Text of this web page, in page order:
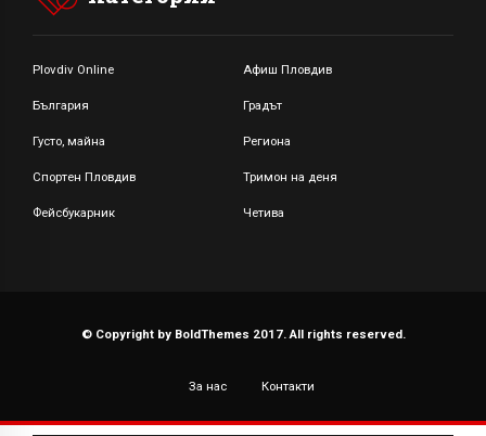
Plovdiv Online Афиш Пловдив
България Градът
Густо, майна Региона
Спортен Пловдив Тримон на деня
Фейсбукарник Четива
© Copyright by BoldThemes 2017. All rights reserved.
За нас Контакти